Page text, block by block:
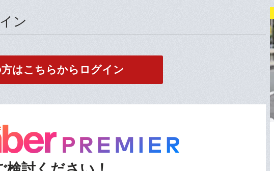
ン
はこちらからログイン